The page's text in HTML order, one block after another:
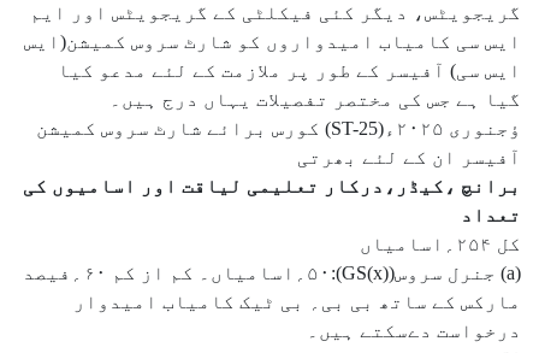
گریجویٹس، دیگر کئی فیکلٹی کے گریجویٹس اور ایم
ایس سی کامیاب امیدواروں کو شارٹ سروس کمیشن(ایس
ایس سی) آفیسر کے طور پر ملازمت کے لئے مدعو کیا
گیا ہے جس کی مختصر تفصیلات یہاں درج ہیں۔
ؤجنوری ۲۰۲۵ء(ST-25) کورس برائے شارٹ سروس کمیشن
آفیسر ان کے لئے بھرتی
برانچ ،کیڈر،درکار تعلیمی لیاقت اور اسامیوں کی
تعداد
کل ۲۵۴؍اسامیاں
(a) جنرل سروس(GS(x)):۵۰؍اسامیاں۔ کم از کم ۶۰؍فیصد
مارکس کے ساتھ بی بی؍ بی ٹیک کامیاب امیدوار
درخواست دےسکتے ہیں۔